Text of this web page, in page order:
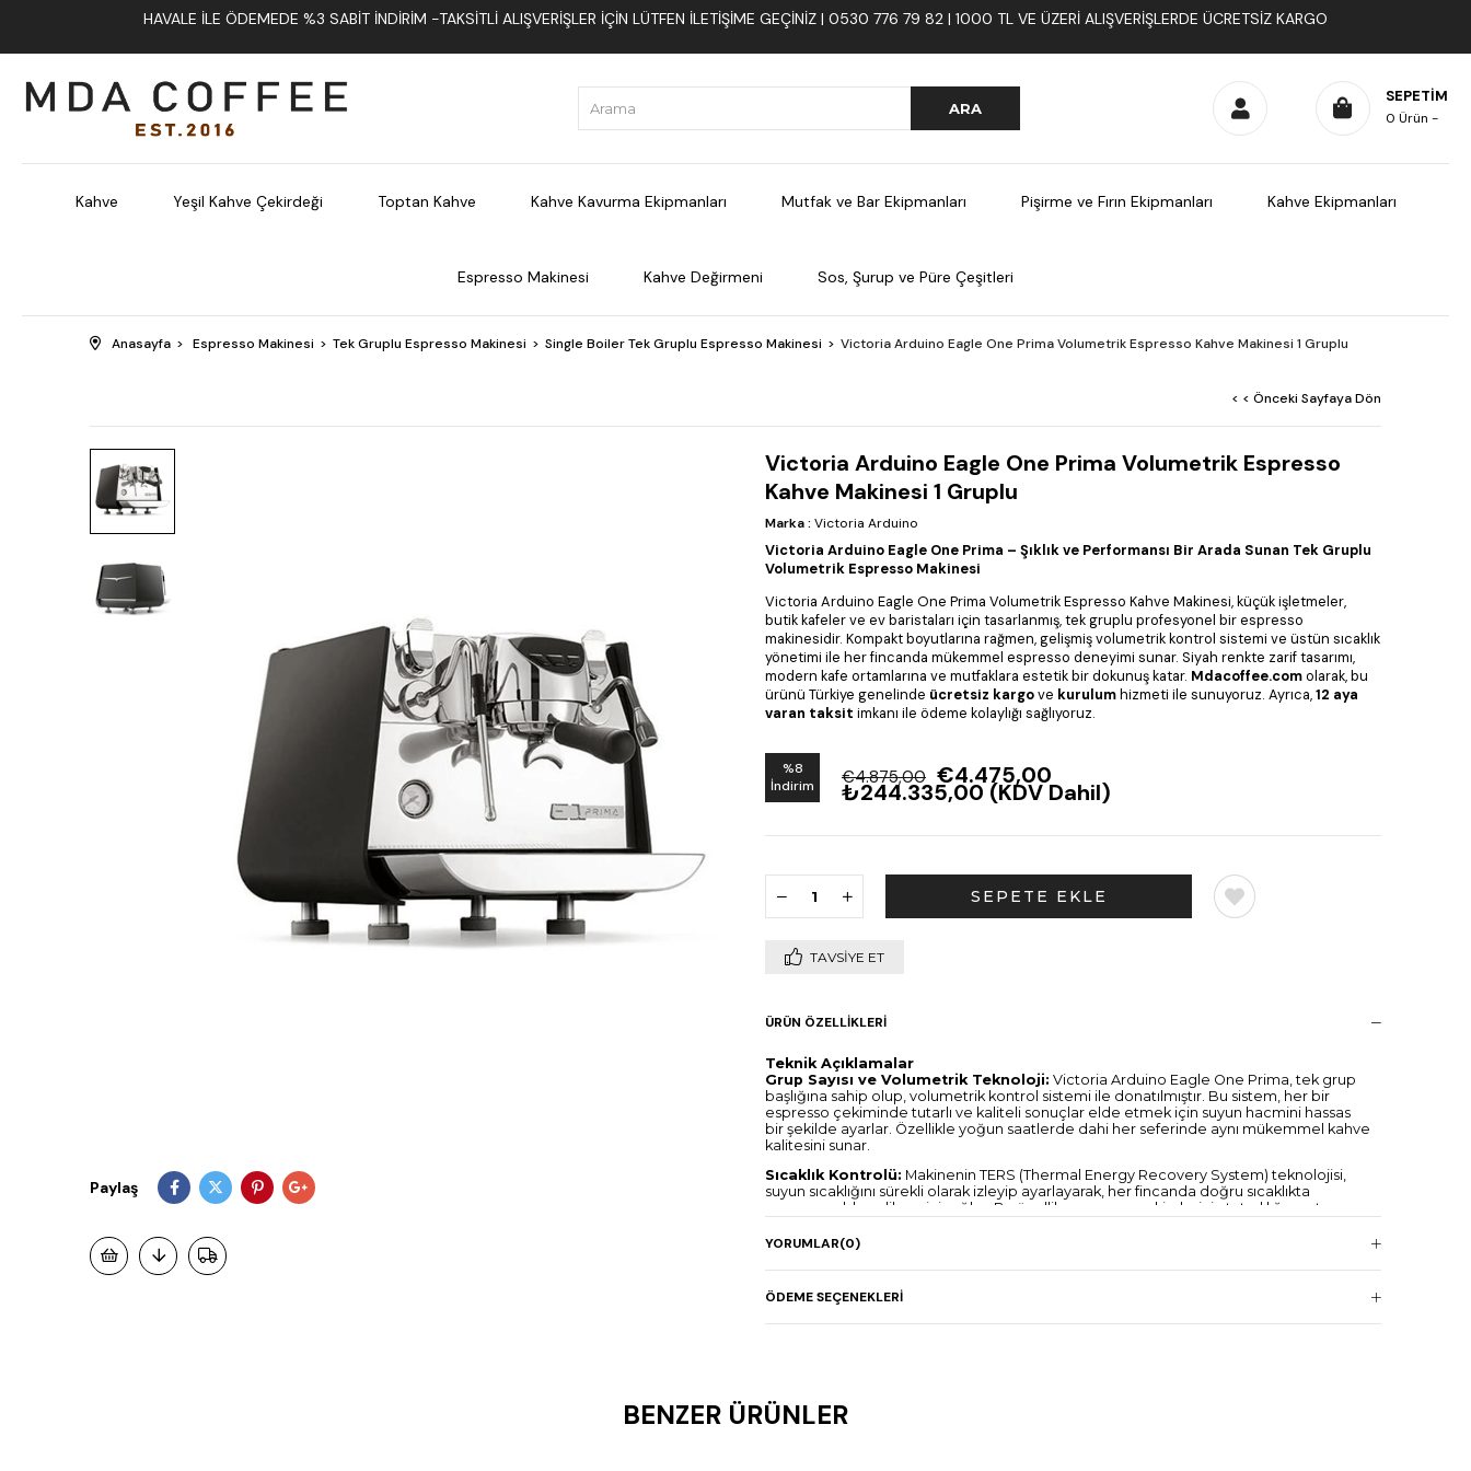
HAVALE İLE ÖDEMEDE %3 SABIT İNDIRIM -TAKSITLI ALIŞVERIŞLER İÇIN LÜTFEN ILETIŞIME GEÇINIZ | 0530 776 79 82 | 1000 TL VE ÜZERI ALIŞVERIŞLERDE ÜCRETSIZ KARGO
SEPETIM
0 Ürün
Kahve Yeşil Kahve Çekirdeği Toptan Kahve Kahve Kavurma Ekipmanları Mutfak ve Bar Ekipmanları Pişirme ve Fırın Ekipmanları Kahve Ekipmanları
Espresso Makinesi Kahve Değirmeni Sos, Şurup ve Püre Çeşitleri
Anasayfa Espresso Makinesi Tek Gruplu Espresso Makinesi Single Boiler Tek Gruplu Espresso Makinesi Victoria Arduino Eagle One Prima Volumetrik Espresso Kahve Makinesi 1 Gruplu
< < Önceki Sayfaya Dön
Paylaş
Victoria Arduino Eagle One Prima Volumetrik Espresso
Kahve Makinesi 1 Gruplu
Marka: Victoria Arduino
Victoria Arduino Eagle One Prima – Şıklık ve Performansı Bir Arada Sunan Tek Gruplu
Volumetrik Espresso Makinesi
Victoria Arduino Eagle One Prima Volumetrik Espresso Kahve Makinesi, küçük işletmeler,
butik kafeler ve ev baristaları için tasarlanmış, tek gruplu profesyonel bir espresso
makinesidir. Kompakt boyutlarına rağmen, gelişmiş volumetrik kontrol sistemi ve üstün sıcaklık
yönetimi ile her fincanda mükemmel espresso deneyimi sunar. Siyah renkte zarif tasarımı,
modern kafe ortamlarına ve mutfaklara estetik bir dokunuş katar. Mdacoffee.comolarak, bu
ürünü Türkiye genelinde ücretsiz kargove kurulumhizmeti ile sunuyoruz. Ayrıca,12 aya
varan taksit imkanı ile ödeme kolaylığı sağlıyoruz.
%8
İndirim
€4.875,00 €4.475,00
₺244.335,00 (KDV Dahil)
TAVSIYE ET
ÜRÜN ÖZELLIKLERI
Teknik Açıklamalar
Grup Sayısı ve Volumetrik Teknoloji: Victoria Arduino Eagle One Prima, tek grup
başlığına sahip olup, volumetrik kontrol sistemi ile donatılmıştır. Bu sistem, her bir
espresso çekiminde tutarlı ve kaliteli sonuçlar elde etmek için suyun hacmini hassas
bir şekilde ayarlar. Özellikle yoğun saatlerde dahi her seferinde aynı mükemmel kahve
kalitesini sunar.
Sıcaklık Kontrolü: Makinenin TERS (Thermal Energy Recovery System) teknolojisi,
suyun sıcaklığını sürekli olarak izleyip ayarlayarak, her fincanda doğru sıcaklıkta
espresso elde edilmesini sağlar. Bu özellik, espresso çekimlerinin tutarlılığını artırır ve
Enerji Verimliliği:
tasarlanmıştır. Yalıtımlı kazanı ve optimize edilmiş enerji kullanımı sayesinde, enerji
tüketimini minimumda tutarken yüksek performans sağlar. Bu da işletme maliyetlerini
azaltır ve çevre dostu bir çözüm sunar.
Kullanıcı Dostu Arayüz:
sahiptir. Bu panel, baristaların sıcaklık, basınç ve volumetrik ayarları kolayca
YORUMLAR(0)
ÖDEME SEÇENEKLERI
BENZER ÜRÜNLER